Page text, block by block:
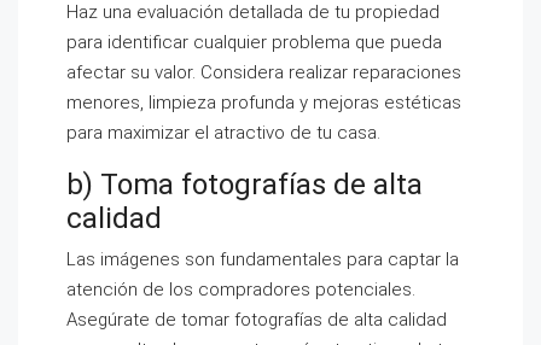
Haz una evaluación detallada de tu propiedad
para identificar cualquier problema que pueda
afectar su valor. Considera realizar reparaciones
menores, limpieza profunda y mejoras estéticas
para maximizar el atractivo de tu casa.
b) Toma fotografías de alta
calidad
Las imágenes son fundamentales para captar la
atención de los compradores potenciales.
Asegúrate de tomar fotografías de alta calidad